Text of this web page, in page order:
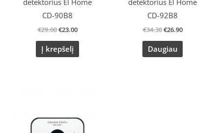
detektorius El Home
CD-90B8
€29.00€23.00
Į krepšelį
detektorius El Home
CD-92B8
€34.30€26.90
Daugiau